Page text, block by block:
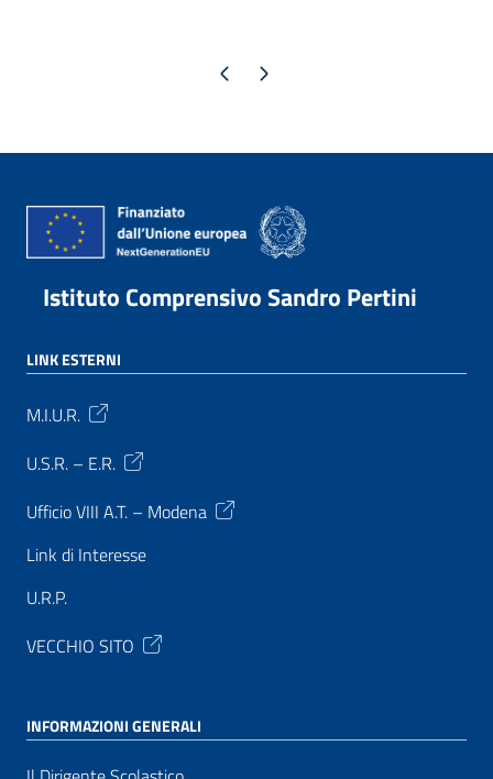
Pagina precedente
Pagina successiva
Istituto Comprensivo Sandro Pertini
LINK ESTERNI
M.I.U.R.
U.S.R. – E.R.
Ufficio VIII A.T. – Modena
Link di Interesse
U.R.P.
VECCHIO SITO
INFORMAZIONI GENERALI